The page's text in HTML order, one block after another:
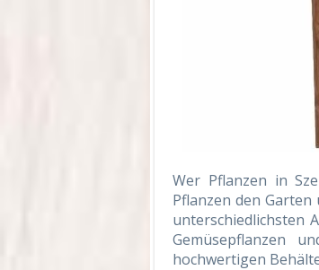
Wer Pflanzen in
Pflanzen den
unterschiedlichsten
Gemüsepflanzen
hochwertigen